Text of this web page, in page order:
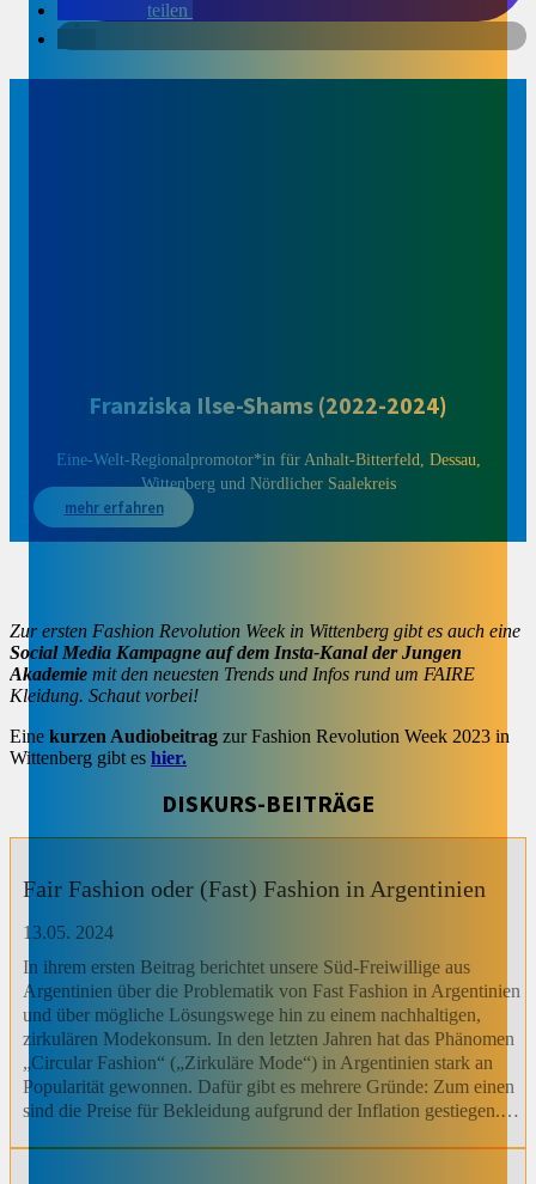
teilen
Franziska Ilse-Shams (2022-2024)
Eine-Welt-Regionalpromotor*in für Anhalt-Bitterfeld, Dessau,
Wittenberg und Nördlicher Saalekreis
mehr erfahren
Zur ersten Fashion Revolution Week in Wittenberg gibt es auch eine
Social Media Kampagne auf dem Insta-Kanal der Jungen
Akademie mit den neuesten Trends und Infos rund um FAIRE
Kleidung. Schaut vorbei!
Eine kurzen Audiobeitrag zur Fashion Revolution Week 2023 in
Wittenberg gibt es hier.
DISKURS-BEITRÄGE
Fair Fashion oder (Fast) Fashion in Argentinien
13.05. 2024
In ihrem ersten Beitrag berichtet unsere Süd-Freiwillige aus
Argentinien über die Problematik von Fast Fashion in Argentinien
und über mögliche Lösungswege hin zu einem nachhaltigen,
zirkulären Modekonsum. In den letzten Jahren hat das Phänomen
„Circular Fashion“ („Zirkuläre Mode“) in Argentinien stark an
Popularität gewonnen. Dafür gibt es mehrere Gründe: Zum einen
sind die Preise für Bekleidung aufgrund der Inflation gestiegen.…